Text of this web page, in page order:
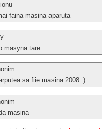
faina masina aparuta
masyna tare
sa fiie masina 2008 :)
masina